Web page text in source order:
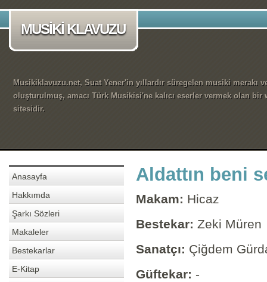
MUSİKİ KLAVUZU
Musikiklavuzu.net, Suat Yener'in yıllardır süregelen musiki merakı
oluşturulmuş, amacı Türk Musikisi'ne kalıcı eserler vermek olan bir
sitesidir.
Anasayfa
Hakkımda
Şarkı Sözleri
Makaleler
Bestekarlar
E-Kitap
Aldattın beni
Makam: Hicaz
Bestekar: Zeki Müren
Sanatçı: Çiğdem
Güftekar: -